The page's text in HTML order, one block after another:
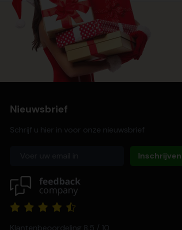
Nieuwsbrief
Schrijf u hier in voor onze nieuwsbrief
Inschrijven
Klantenbeoordeling 8,5 / 10